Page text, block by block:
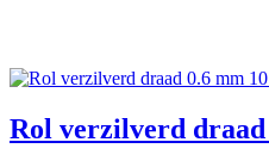
Rol verzilverd